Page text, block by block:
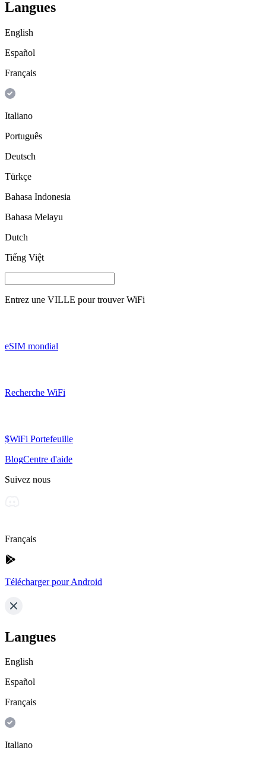
Langues
English
Español
Français
Italiano
Português
Deutsch
Türkçe
Bahasa Indonesia
Bahasa Melayu
Dutch
Tiếng Việt
Entrez une VILLE pour trouver WiFi
eSIM mondial
Recherche WiFi
$WiFi Portefeuille
BlogCentre d'aide
Suivez nous
Français
Télécharger pour Android
Langues
English
Español
Français
Italiano